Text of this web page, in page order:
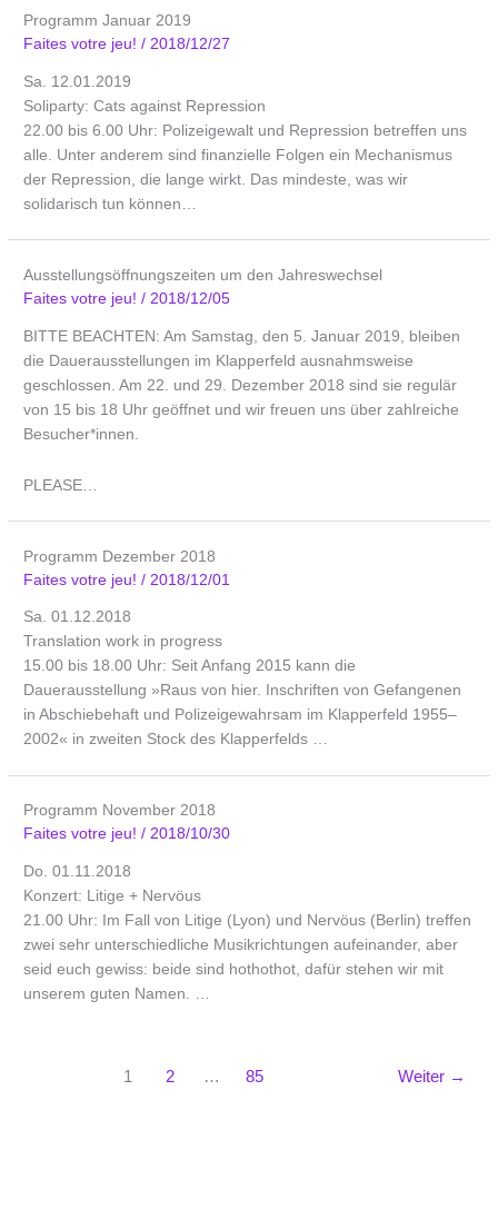
Programm Januar 2019
Faites votre jeu!/2018/12/27
Sa. 12.01.2019
Soliparty: Cats against Repression
22.00 bis 6.00 Uhr: Polizeigewalt und Repression betreffen uns
alle. Unter anderem sind finanzielle Folgen ein Mechanismus
der Repression, die lange wirkt. Das mindeste, was wir
solidarisch tun können…
Ausstellungsöffnungszeiten um den Jahreswechsel
Faites votre jeu!/ 2018/12/05
BITTE BEACHTEN: Am Samstag, den 5. Januar 2019, bleiben
die Dauerausstellungen im Klapperfeld ausnahmsweise
geschlossen. Am 22. und 29. Dezember 2018 sind sie regulär
von 15 bis 18 Uhr geöffnet und wir freuen uns über zahlreiche
Besucher*innen.
PLEASE…
Programm Dezember 2018
Faites votre jeu!/ 2018/12/01
Sa. 01.12.2018
Translation work in progress
15.00 bis 18.00 Uhr: Seit Anfang 2015 kann die
Dauerausstellung »Raus von hier. Inschriften von Gefangenen
in Abschiebehaft und Polizeigewahrsam im ­Klapperfeld 1955–
2002« in zweiten Stock des Klapperfelds …
Programm November 2018
Faites votre jeu!/2018/10/30
Do. 01.11.2018
Konzert: Litige + Nervöus
21.00 Uhr: Im Fall von Litige (Lyon) und Nervöus (Berlin) treffen
zwei sehr unterschiedliche Musikrichtungen aufeinander, aber
seid euch gewiss: beide sind hothothot, dafür stehen wir mit
unserem guten Namen. …
1 2 … 85 Weiter →